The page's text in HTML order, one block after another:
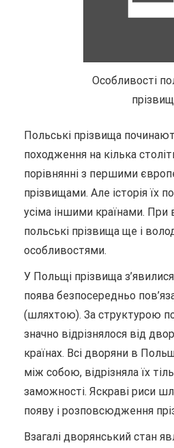
Особливості
прізвищ
Польські прізвища
походження на кілька
порівнянні з першими
прізвищами. Але історія їх
усіма іншими країнами.
польські прізвища ще і
особливостями.
У Польщі прізвища з’явилися
поява безпосередньо
(шляхтою). За структурою
значно відрізнялося від
країнах. Всі дворяни в
між собою, відрізняла їх
заможності. Яскраві риси
появу і розповсюдження
Взагалі дворянський стан